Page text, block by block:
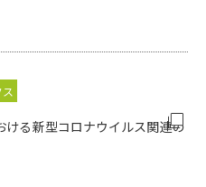
る新型コロナウイルス関連の